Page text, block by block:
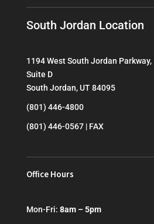
South Jordan Location
1194 West South Jordan Parkway,
Suite D
South Jordan, UT 84095
(801) 446-4800
(801) 446-0567 | FAX
Office Hours
Mon-Fri: 8am – 5pm